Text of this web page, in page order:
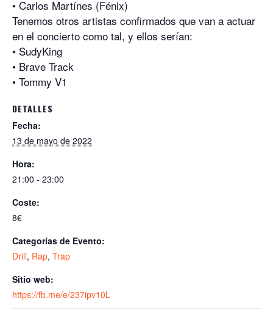
p k
• Carlos Martínes (Fénix)
Tenemos otros artistas confirmados que van a actuar
en el concierto como tal, y ellos serían:
• SudyKing
• Brave Track
• Tommy V1
DETALLES
Fecha:
13 de mayo de 2022
Hora:
21:00 - 23:00
Coste:
8€
Categorías de Evento:
Drill, Rap, Trap
Sitio web:
https://fb.me/e/237ipv10L